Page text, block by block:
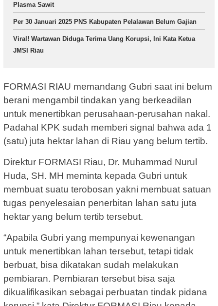
Plasma Sawit
Per 30 Januari 2025 PNS Kabupaten Pelalawan Belum Gajian
Viral! Wartawan Diduga Terima Uang Korupsi, Ini Kata Ketua
JMSI Riau
FORMASI RIAU memandang Gubri saat ini belum
berani mengambil tindakan yang berkeadilan
untuk menertibkan perusahaan-perusahan nakal.
Padahal KPK sudah memberi signal bahwa ada 1
(satu) juta hektar lahan di Riau yang belum tertib.
Direktur FORMASI Riau, Dr. Muhammad Nurul
Huda, SH. MH meminta kepada Gubri untuk
membuat suatu terobosan yakni membuat satuan
tugas penyelesaian penerbitan lahan satu juta
hektar yang belum tertib tersebut.
“Apabila Gubri yang mempunyai kewenangan
untuk menertibkan lahan tersebut, tetapi tidak
berbuat, bisa dikatakan sudah melakukan
pembiaran. Pembiaran tersebut bisa saja
dikualifikasikan sebagai perbuatan tindak pidana